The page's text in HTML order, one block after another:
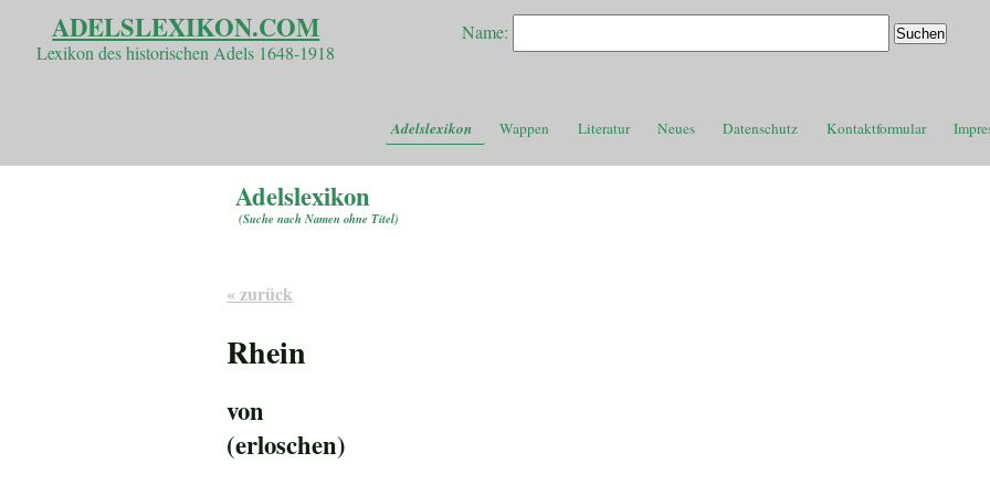
ADELSLEXIKON.COM
Lexikon des historischen Adels 1648-1918
Name:
Adelslexikon Wappen Literatur Neues Datenschutz Kontaktformular
Adelslexikon
(Suche nach Namen ohne Titel)
« zurück
Rhein
von
(erloschen)